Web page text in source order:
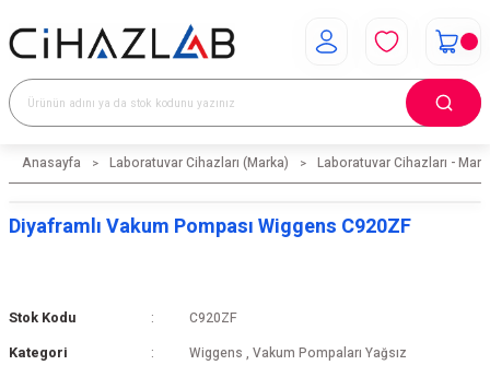
Anasayfa Laboratuvar Cihazları (Marka) Laboratuvar Cihazları -
Diyaframlı Vakum Pompası Wiggens C920ZF
Stok Kodu C920ZF
Kategori Wiggens , Vakum Pompaları Yağsız